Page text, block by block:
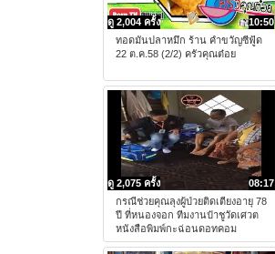
10:50
ดู 2,004 ครั้ง
ทอดมันปลาหมึก ร้าน คำขวัญซีฟู้ด
22 ต.ค.58 (2/2) ครัวคุณต๋อย
08:17
ดู 2,075 ครั้ง
กรณีช่วยคุณลุงผู้ป่วยติดเตียงอายุ 78
ปี ที่หนองจอก ทีมงานป๋าชูวัดเศวต
หนังสือพิมพ์กะฉ่อนดอทคอม